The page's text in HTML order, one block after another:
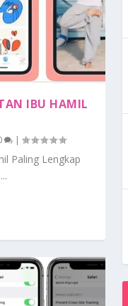
IBU HAMIL
|
Paling Lengkap